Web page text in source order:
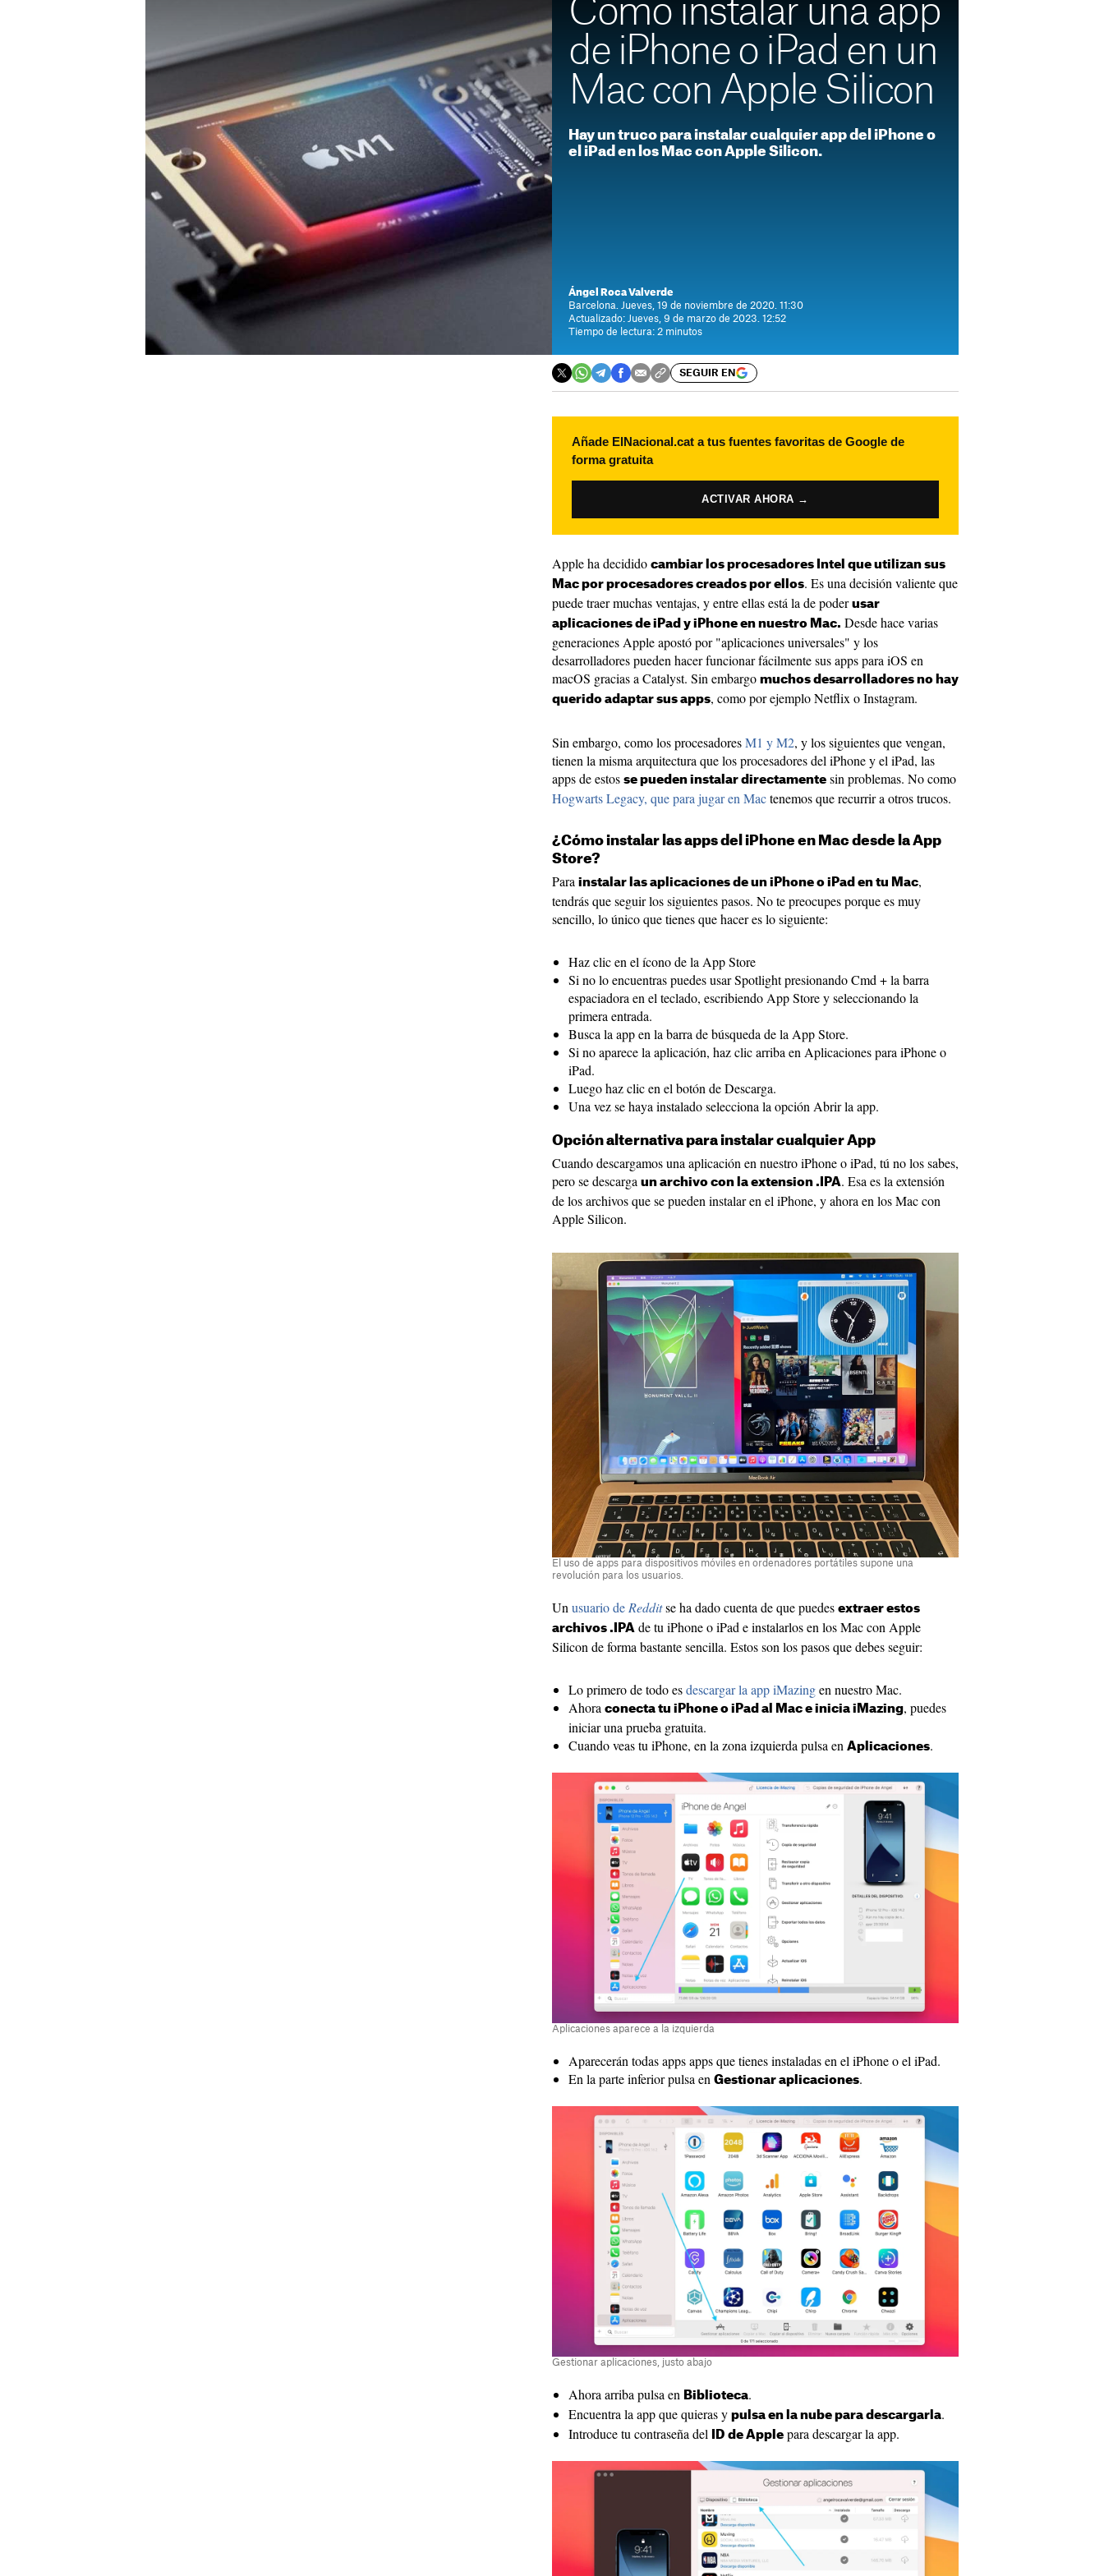
Cómo instalar una app
de iPhone o iPad en un
Mac con Apple Silicon
Hay un truco para instalar cualquier app del iPhone o
el iPad en los Mac con Apple Silicon.
Ángel Roca Valverde
Barcelona. Jueves, 19 de noviembre de 2020. 11:30
Actualizado: Jueves, 9 de marzo de 2023. 12:52
Tiempo de lectura: 2 minutos
SEGUIR EN
Añade ElNacional.cat a tus fuentes favoritas de Google de
forma gratuita
ACTIVAR AHORA →
Apple ha decidido cambiar los procesadores Intel que utilizan sus
Mac por procesadores creados por ellos. Es una decisión valiente que
puede traer muchas ventajas, y entre ellas está la de poder usar
aplicaciones de iPad y iPhone en nuestro Mac. Desde hace varias
generaciones Apple apostó por "aplicaciones universales" y los
desarrolladores pueden hacer funcionar fácilmente sus apps para iOS en
macOS gracias a Catalyst. Sin embargo muchos desarrolladores no hay
querido adaptar sus apps, como por ejemplo Netflix o Instagram.
Sin embargo, como los procesadoresM1 y M2, y los siguientes que vengan,
tienen la misma arquitectura que los procesadores del iPhone y el iPad, las
apps de estos se pueden instalar directamente sin problemas. No como
Hogwarts Legacy, que para jugar en Mactenemos que recurrir a otros trucos.
¿Cómo instalar las apps del iPhone en Mac desde la App
Store?
Para instalar las aplicaciones de un iPhone o iPad en tu Mac,
tendrás que seguir los siguientes pasos. No te preocupes porque es muy
sencillo, lo único que tienes que hacer es lo siguiente:
Haz clic en el ícono de la App Store
Si no lo encuentras puedes usar Spotlight presionando Cmd + la barra
espaciadora en el teclado, escribiendo App Store y seleccionando la
primera entrada.
Busca la app en la barra de búsqueda de la App Store.
Si no aparece la aplicación, haz clic arriba en Aplicaciones para iPhone o
iPad.
Luego haz clic en el botón de Descarga.
Una vez se haya instalado selecciona la opción Abrir la app.
Opción alternativa para instalar cualquier App
Cuando descargamos una aplicación en nuestro iPhone o iPad, tú no los sabes,
pero se descarga un archivo con la extension .IPA. Esa es la extensión
de los archivos que se pueden instalar en el iPhone, y ahora en los Mac con
Apple Silicon.
El uso de apps para dispositivos móviles en ordenadores portátiles supone una
revolución para los usuarios.
Un usuario de Redditse ha dado cuenta de que puedes extraer estos
archivos .IPA de tu iPhone o iPad e instalarlos en los Mac con Apple
Silicon de forma bastante sencilla. Estos son los pasos que debes seguir:
Lo primero de todo esdescargar la app iMazingen nuestro Mac.
Ahora conecta tu iPhone o iPad al Mac e inicia iMazing, puedes
iniciar una prueba gratuita.
Cuando veas tu iPhone, en la zona izquierda pulsa en Aplicaciones.
Aplicaciones aparece a la izquierda
Aparecerán todas apps apps que tienes instaladas en el iPhone o el iPad.
En la parte inferior pulsa en Gestionar aplicaciones.
Gestionar aplicaciones, justo abajo
Ahora arriba pulsa en Biblioteca.
Encuentra la app que quieras y pulsa en la nube para descargarla.
Introduce tu contraseña del
ID de Apple para descargar la app.